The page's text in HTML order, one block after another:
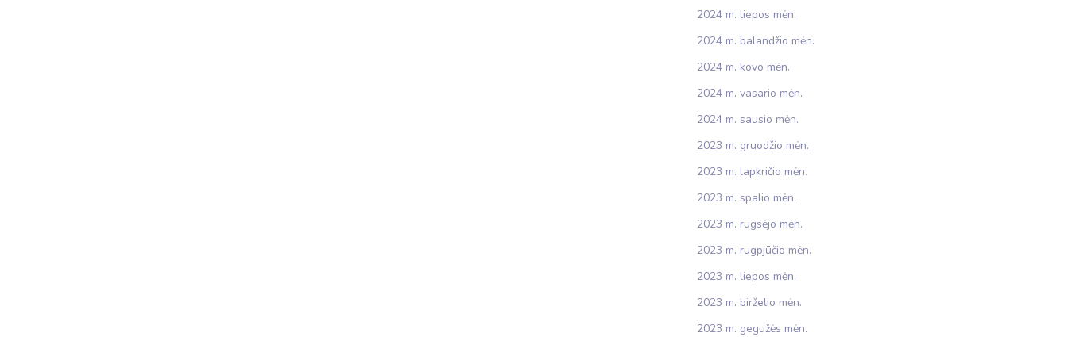
2024 m. liepos mėn.
2024 m. balandžio mėn.
2024 m. kovo mėn.
2024 m. vasario mėn.
2024 m. sausio mėn.
2023 m. gruodžio mėn.
2023 m. lapkričio mėn.
2023 m. spalio mėn.
2023 m. rugsėjo mėn.
2023 m. rugpjūčio mėn.
2023 m. liepos mėn.
2023 m. birželio mėn.
2023 m. gegužės mėn.